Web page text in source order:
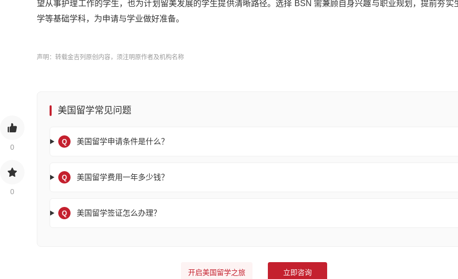
0
0
望从事护理工作的学生，也为计划留美发展的学生提供清晰路径。选择 BSN 需兼顾自身兴趣与职业规划，提前夯实
学等基础学科，为申请与学业做好准备。
声明：转载金吉列原创内容，须注明原作者及机构名称
美国留学常见问题
Q 美国留学申请条件是什么？
Q 美国留学费用一年多少钱？
Q 美国留学签证怎么办理？
开启美国留学之旅 立即咨询